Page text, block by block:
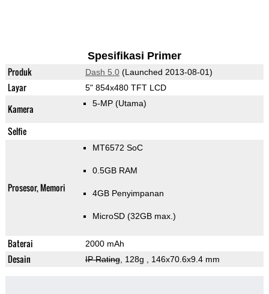
Spesifikasi Primer
Produk Dash 5.0(Launched 2013-08-01)
Layar 5" 854x480 TFT LCD
Kamera 5-MP (Utama)
Selfie
Prosesor, Memori
MT6572 SoC
0.5GB RAM
4GB Penyimpanan
MicroSD (32GB max.)
Baterai 2000 mAh
Desain IP Rating, 128g , 146x70.6x9.4 mm